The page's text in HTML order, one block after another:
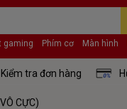
gaming Phím cơ Màn hình
Kiểm tra đơn hàng
CỰC)